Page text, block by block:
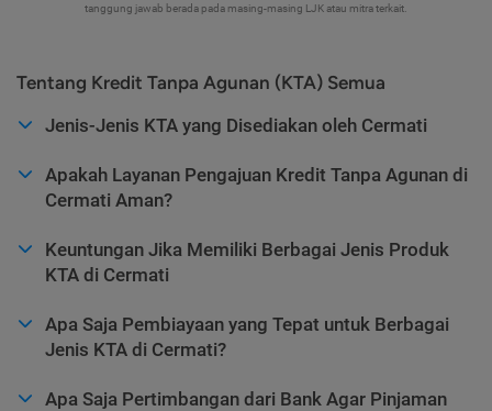
tanggung jawab berada pada masing-masing LJK atau mitra terkait.
Tentang Kredit Tanpa Agunan (KTA) Semua
Jenis-Jenis KTA yang Disediakan oleh Cermati
Apakah Layanan Pengajuan Kredit Tanpa Agunan di
Cermati Aman?
Keuntungan Jika Memiliki Berbagai Jenis Produk
KTA di Cermati
Apa Saja Pembiayaan yang Tepat untuk Berbagai
Jenis KTA di Cermati?
Apa Saja Pertimbangan dari Bank Agar Pinjaman